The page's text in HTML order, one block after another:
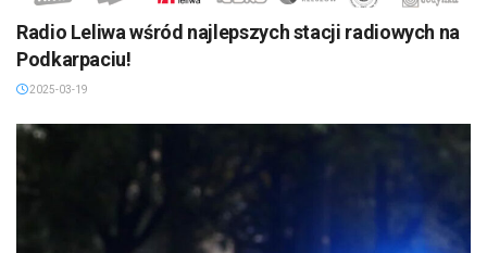
Radio Leliwa wśród najlepszych stacji radiowych na
Podkarpaciu!
2025-03-19